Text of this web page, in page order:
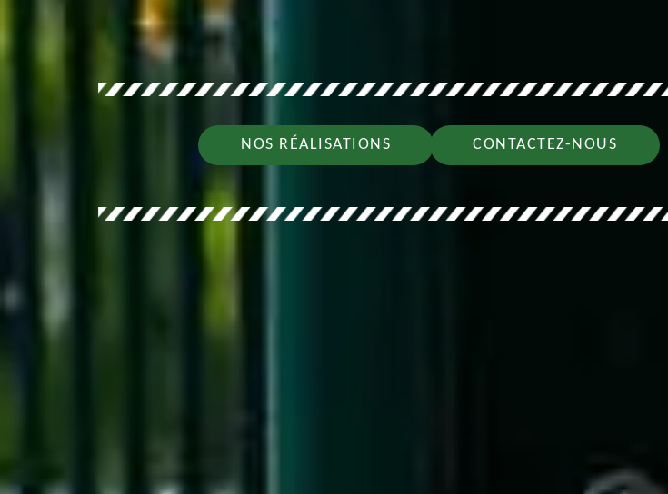
NOS RÉALISATIONS CONTACTEZ-NOUS